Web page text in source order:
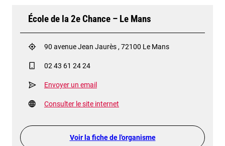
École de la 2e Chance – Le Mans
90 avenue Jean Jaurès , 72100 Le Mans
02 43 61 24 24
Envoyer un email
Consulter le site internet
Voir la fiche de l'organisme